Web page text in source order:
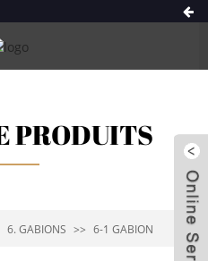
PRODUITS
6. GABIONS 6-1 GABION